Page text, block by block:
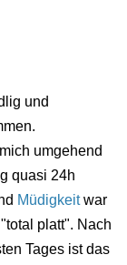
und
umgehend
quasi 24h
Müdigkeitwar
platt". Nach
Tages ist das